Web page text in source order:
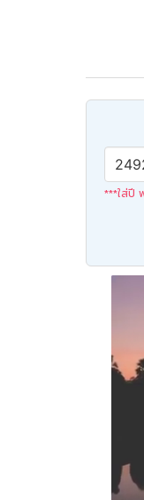
***ใส่ปี